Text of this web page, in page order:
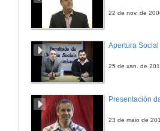
22 de nov. de
Apertura
25 de xan. de
Presentación
23 de maio de